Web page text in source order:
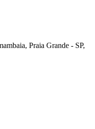
Praia Grande - SP,